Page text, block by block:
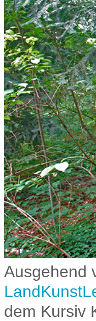
Ausgehend
dem Kursiv